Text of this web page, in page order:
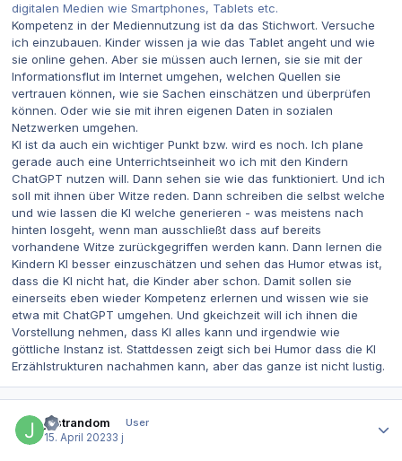
digitalen Medien wie Smartphones, Tablets etc.
Kompetenz in der Mediennutzung ist da das Stichwort. Versuche
ich einzubauen. Kinder wissen ja wie das Tablet angeht und wie
sie online gehen. Aber sie müssen auch lernen, sie sie mit der
Informationsflut im Internet umgehen, welchen Quellen sie
vertrauen können, wie sie Sachen einschätzen und überprüfen
können. Oder wie sie mit ihren eigenen Daten in sozialen
Netzwerken umgehen.
KI ist da auch ein wichtiger Punkt bzw. wird es noch. Ich plane
gerade auch eine Unterrichtseinheit wo ich mit den Kindern
ChatGPT nutzen will. Dann sehen sie wie das funktioniert. Und ich
soll mit ihnen über Witze reden. Dann schreiben die selbst welche
und wie lassen die KI welche generieren - was meistens nach
hinten losgeht, wenn man ausschließt dass auf bereits
vorhandene Witze zurückgegriffen werden kann. Dann lernen die
Kindern KI besser einzuschätzen und sehen das Humor etwas ist,
dass die KI nicht hat, die Kinder aber schon. Damit sollen sie
einerseits eben wieder Kompetenz erlernen und wissen wie sie
etwa mit ChatGPT umgehen. Und gkeichzeit will ich ihnen die
Vorstellung nehmen, dass KI alles kann und irgendwie wie
göttliche Instanz ist. Stattdessen zeigt sich bei Humor dass die KI
Erzählstrukturen nachahmen kann, aber das ganze ist nicht lustig.
justrandom
User
15. April 20233 j